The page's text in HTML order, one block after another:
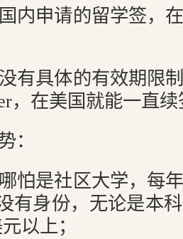
内申请的留学签，
有具体的有效期限
，在美国就能一直续
：
怕是社区大学，每
有身份，无论是本
以上；